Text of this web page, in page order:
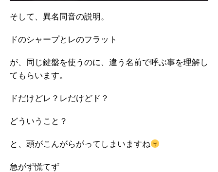
そして、異名同音の説明。
ドのシャープとレのフラット
が、同じ鍵盤を使うのに、違う名前で呼ぶ事を理解し
てもらいます。
ドだけどレ？レだけどド？
どういうこと？
と、頭がこんがらがってしまいますね
急がず慌てず